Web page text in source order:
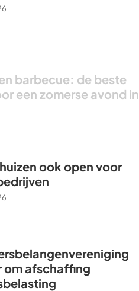
barbecue: de beste
een zomerse avond in
ook open voor
om afschaffing